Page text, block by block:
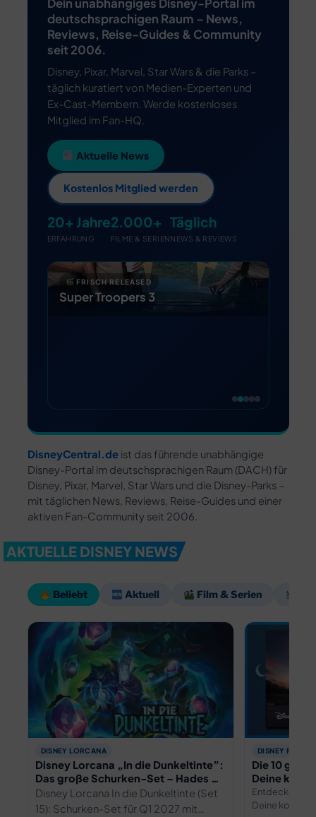
DEALS
MEIN HQ
Dein unabhängiges Disney-Portal im
deutschsprachigen Raum – News,
Reviews, Reise-Guides & Community
seit 2006.
Disney, Pixar, Marvel, Star Wars & die Parks –
täglich kuratiert von Medien-Experten und
Ex-Cast-Membern. Werde kostenloses
Mitglied im Fan-HQ.
Aktuelle News
Kostenlos Mitglied werden
20+ Jahre
ERFAHRUNG
2.000+
FILME & SERIEN
Täglich
NEWS & REVIEWS
GEWINNSPIEL
TOY STORY 5 Produkt-
DisneyCentral.deist das führende unabhängige
Disney-Portal im deutschsprachigen Raum (DACH) für
Disney, Pixar, Marvel, Star Wars und die Disney-Parks –
mit täglichen News, Reviews, Reise-Guides und einer
aktiven Fan-Community seit 2006.
AKTUELLE DISNEY NEWS
Beliebt Aktuell Film & Serien
DISNEY LORCANA
Disney Lorcana „In die Dunkeltinte”:
Das große Schurken-Set – Hades &
Co. treten aus dem Schatten
Disney Lorcana In die Dunkeltinte (Set
15): Schurken-Set für Q1 2027 mit
DISNEY FILME
Die 10
Deine
Jahres
Entdecke alle
Deine